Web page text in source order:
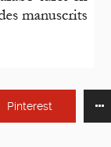
Pinterest